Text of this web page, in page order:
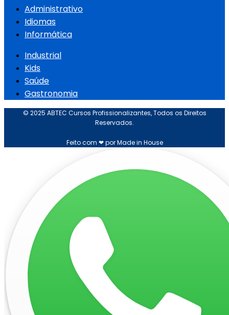
Administrativo
Idiomas
Informática
Industrial
Kids
Saúde
Gastronomia
© 2025 ABTEC Cursos Profissionalizantes, Todos os Direitos
Reservados.
Feito com ❤ por Made in House